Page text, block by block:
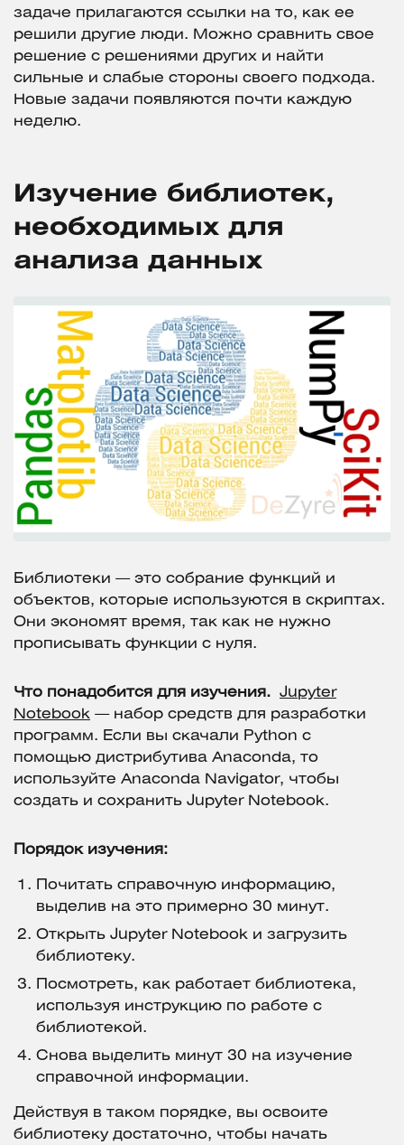
задаче прилагаются ссылки на то, как ее
решили другие люди. Можно сравнить свое
решение с решениями других и найти
сильные и слабые стороны своего подхода.
Новые задачи появляются почти каждую
неделю.
Изучение библиотек,
необходимых для
анализа данных
Библиотеки — это собрание функций и
объектов, которые используются в скриптах.
Они экономят время, так как не нужно
прописывать функции с нуля.
Что понадобится для изучения.
Jupyter
Notebook — набор средств для разработки
программ. Если вы скачали Python с
помощью дистрибутива Anaconda, то
используйте Anaconda Navigator, чтобы
создать и сохранить Jupyter Notebook.
Порядок изучения:
Почитать справочную информацию,
выделив на это примерно 30 минут.
Открыть Jupyter Notebook и загрузить
библиотеку.
Посмотреть, как работает библиотека,
используя инструкцию по работе с
библиотекой.
Снова выделить минут 30 на изучение
справочной информации.
Действуя в таком порядке, вы освоите
библиотеку достаточно, чтобы начать